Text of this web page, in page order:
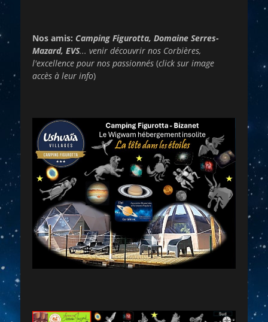
Nos amis: Camping Figurotta, Domaine Serres-
Mazard, EVS... venir découvrir nos Corbières,
l'excellence pour nos passionnés (click sur image
accès à leur info)